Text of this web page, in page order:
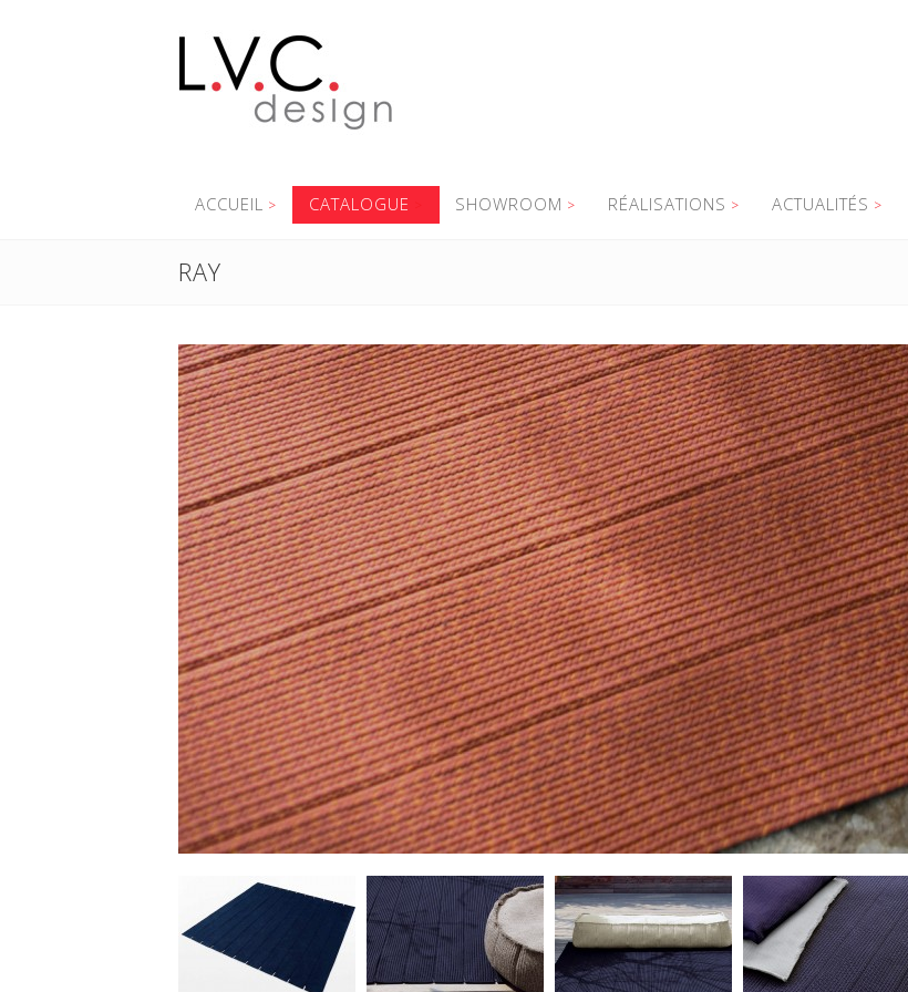
ACCUEIL CATALOGUE SHOWROOM RÉALISATIONS ACTUALITÉS
RAY